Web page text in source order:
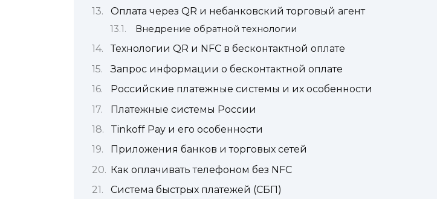
Оплата через QR и небанковский торговый агент
Внедрение обратной технологии
Технологии QR и NFC в бесконтактной оплате
Запрос информации о бесконтактной оплате
Российские платежные системы и их особенности
Платежные системы России
Tinkoff Pay и его особенности
Приложения банков и торговых сетей
Как оплачивать телефоном без NFC
Система быстрых платежей (СБП)